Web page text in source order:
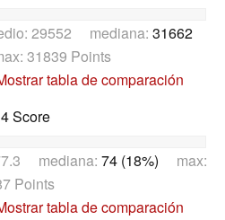
29552 mediana: 31662
31839 Points
tabla de comparación
Score
mediana: 74 (18%) max:
Points
tabla de comparación